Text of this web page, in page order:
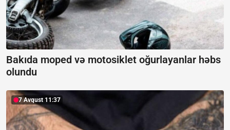
Bakıda moped və motosiklet oğurlayanlar həbs
olundu
7 Avqust 11:37